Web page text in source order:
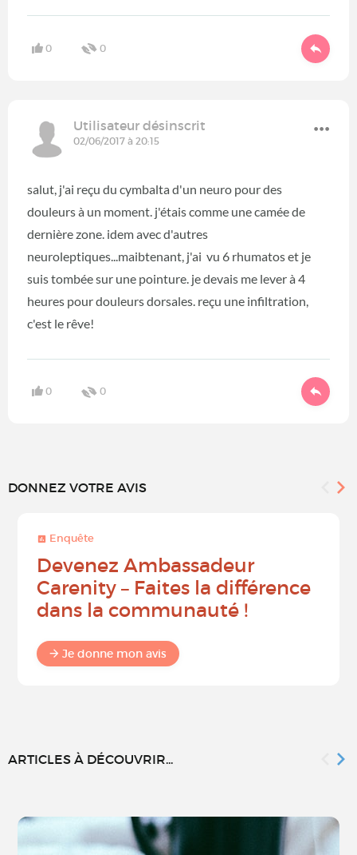
0 0
Utilisateur désinscrit
02/06/2017 à 20:15
salut, j'ai reçu du cymbalta d'un neuro pour des
douleurs à un moment. j'étais comme une camée de
dernière zone. idem avec d'autres
neuroleptiques...maibtenant, j'ai vu 6 rhumatos et je
suis tombée sur une pointure. je devais me lever à 4
heures pour douleurs dorsales. reçu une infiltration,
c'est le rêve!
0 0
DONNEZ VOTRE AVIS
Enquête
Devenez Ambassadeur
Carenity – Faites la différence
dans la communauté !
Je donne mon avis
ARTICLES À DÉCOUVRIR...